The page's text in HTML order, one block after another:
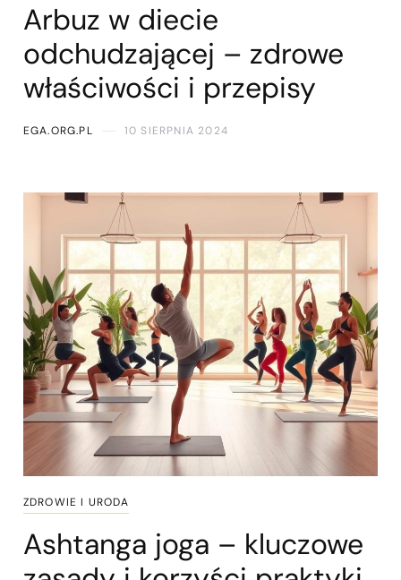
Arbuz w diecie
odchudzającej – zdrowe
właściwości i przepisy
EGA.ORG.PL 10 SIERPNIA 2024
ZDROWIE I URODA
Ashtanga joga – kluczowe